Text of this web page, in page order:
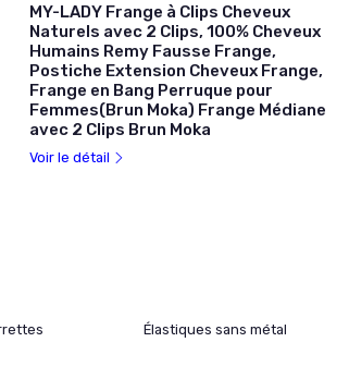
MY-LADY Frange à Clips Cheveux
Naturels avec 2 Clips, 100% Cheveux
Humains Remy Fausse Frange,
Postiche Extension Cheveux Frange,
Frange en Bang Perruque pour
Femmes(Brun Moka) Frange Médiane
avec 2 Clips Brun Moka
Voir le détail
Élastiques sans métal